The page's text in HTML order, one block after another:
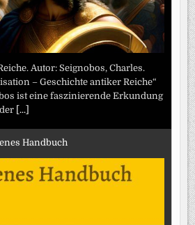
Autor: Seignobos, Charles.
– Geschichte antiker Reiche“
ist eine faszinierende Erkundung
[...]
Handbuch